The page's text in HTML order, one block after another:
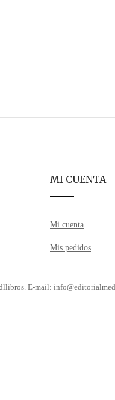
MI CUENTA
Mi cuenta
Mis pedidos
E-mail: